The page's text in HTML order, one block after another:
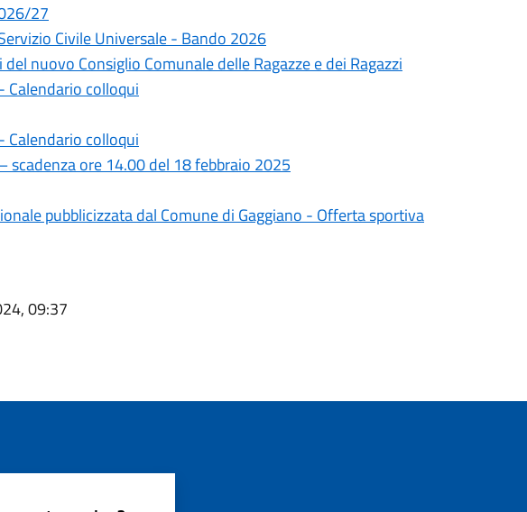
27
Civile Universale - Bando 2026
nuovo Consiglio Comunale delle Ragazze e dei Ragazzi
Calendario colloqui
Calendario colloqui
scadenza ore 14.00 del 18 febbraio 2025
pubblicizzata dal Comune di Gaggiano - Offerta sportiva
09:37